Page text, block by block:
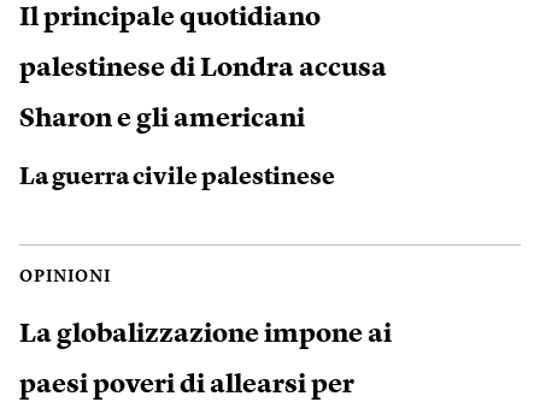
Il principale quotidiano
palestinese di Londra accusa
Sharon e gli americani
La guerra civile palestinese
OPINIONI
La globalizzazione impone ai
paesi poveri di allearsi per